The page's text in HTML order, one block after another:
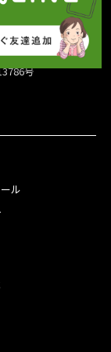
会加盟
号
ル